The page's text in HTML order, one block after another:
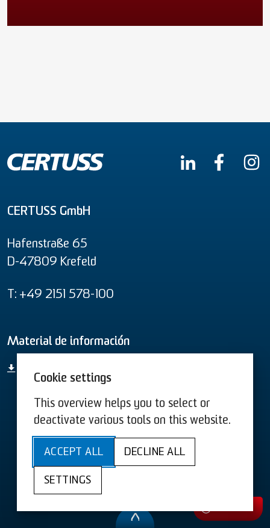
Cookie settings
This overview helps you to select or
deactivate various tools on this website.
ACCEPT ALL DECLINE ALL
SETTINGS
CERTUSS GmbH
Hafenstraße 65
D-47809 Krefeld
T: +49 2151 578-100
Material de información
Vista general de productos completa
Condiciones Generales US
Condiciones Generales
Sitemap
Accesibilidad